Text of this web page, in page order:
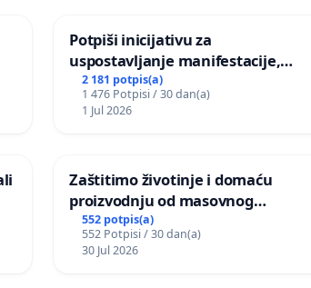
Potpiši inicijativu za
uspostavljanje manifestacije,
godišnje nagrade ili drugog
javnog događaja „Edin Avdić“ u
Sarajevu
2 181 potpis(a)
1 476 Potpisi / 30 dan(a)
1 Jul 2026
Zaštitimo životinje i domaću
proizvodnju od masovnog
uništavanja zbog afričke svinjske
kuge
552 potpis(a)
552 Potpisi / 30 dan(a)
30 Jul 2026